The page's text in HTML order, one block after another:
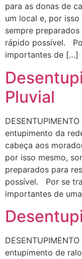
para as donas de
um local e, por
sempre
rápido possível.
importantes de […]
Pluvial
entupimento da
cabeça aos
por isso mesmo,
preparados para
possível. Por se
importantes de
entupimento de